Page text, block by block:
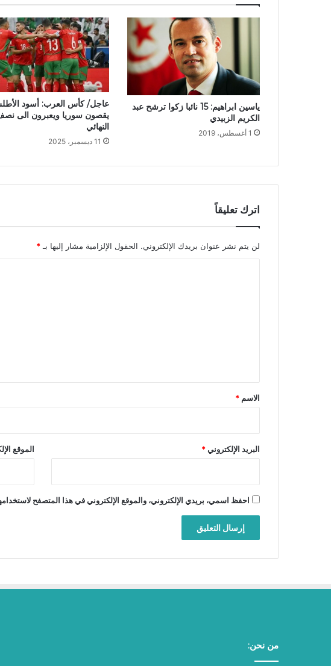
ياسين ابراهيم: 15 نائبا زكوا ترشح عبد
الكريم الزبيدي
1 أغسطس، 2019
عاجل/ كأس العرب: أسود
يقصون سوريا ويعبرون الى
النهائي
11 ديسمبر، 2025
اترك تعليقاً
لن يتم نشر عنوان بريدك الإلكتروني. الحقول الإلزامية مشار إليها بـ *
*
الاسم *
البريد الإلكتروني* الموقع
احفظ اسمي، بريدي الإلكتروني، والموقع الإلكتروني في هذا المتصفح
من نحن: